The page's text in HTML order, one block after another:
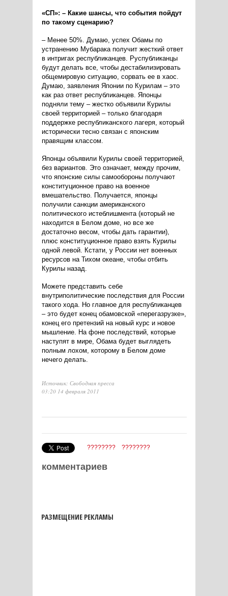
«СП»: – Какие шансы, что события пойдут
по такому сценарию?
– Менее 50%. Думаю, успех Обамы по
устранению Мубарака получит жесткий ответ
в интригах республиканцев. Руспубликанцы
будут делать все, чтобы дестабилизировать
общемировую ситуацию, сорвать ее в хаос.
Думаю, заявления Японии по Курилам – это
как раз ответ республиканцев. Японцы
подняли тему – жестко объявили Курилы
своей территорией – только благодаря
поддержке республиканского лагеря, который
исторически тесно связан с японским
правящим классом.
Японцы объявили Курилы своей территорией,
без вариантов. Это означает, между прочим,
что японские силы самообороны получают
конституционное право на военное
вмешательство. Получается, японцы
получили санкции американского
политического истеблишмента (который не
находится в Белом доме, но все же
достаточно весом, чтобы дать гарантии),
плюс конституционное право взять Курилы
одной левой. Кстати, у России нет военных
ресурсов на Тихом океане, чтобы отбить
Курилы назад.
Можете представить себе
внутриполитические последствия для России
такого хода. Но главное для республиканцев
– это будет конец обамовской «перегазрузке»,
конец его претензий на новый курс и новое
мышление. На фоне последствий, которые
наступят в мире, Обама будет выглядеть
полным лохом, которому в Белом доме
нечего делать.
Источник: Свободная пресса
03:20 14 февраля 2011
???????? ????????
комментариев
РАЗМЕЩЕНИЕ РЕКЛАМЫ